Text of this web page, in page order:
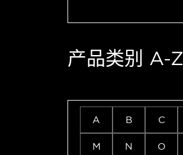
产品类别 A-Z
A B C
M N O